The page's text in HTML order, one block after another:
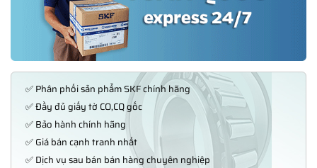
✅ Phân phối sản phẩm SKF chính hãng
✅ Đầy đủ giấy tờ CO,CQ gốc
✅ Bảo hành chính hãng
✅ Giá bán cạnh tranh nhất
✅ Dịch vụ sau bán bán hàng chuyên nghiệp